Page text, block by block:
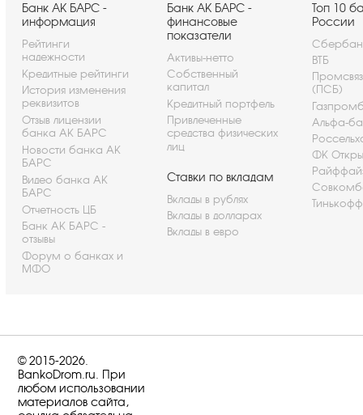
Банк АК БАРС -
информация
Рейтинги
надежности
Кредитные рейтинги
История изменения
реквизитов
Отзыв лицензии
банка АК БАРС
Новости банка АК
БАРС
Видео банка АК
БАРС
Отчетность ЦБ
Банк АК БАРС -
отзывы
Форум о банках и
МФО
Банк АК БАРС -
финансовые
показатели
Активы-нетто
Собственный
капитал
Кредитный портфель
Привлеченные
средства физических
лиц
Ставки по вкладам
Вклады в рублях
Вклады в долларах
Вклады в евро
Топ 10
России
ВТБ
(ПСБ)
Альфа-
ФК
© 2015-2026.
BankoDrom.ru. При
любом использовании
материалов сайта,